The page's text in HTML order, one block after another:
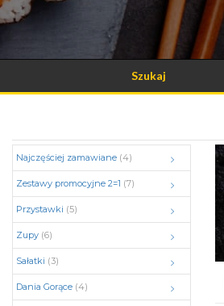
Szukaj
Najczęściej zamawiane (4)
Zestawy promocyjne 2=1 (7)
Przystawki (5)
Zupy (6)
Sałatki (3)
Dania Gorące (4)